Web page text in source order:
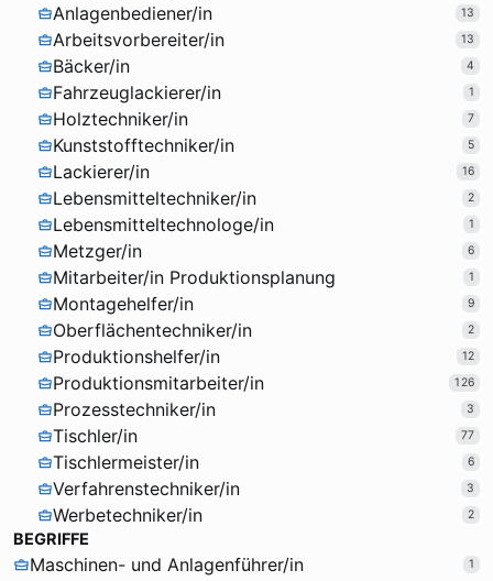
Anlagenbediener/in 13
Arbeitsvorbereiter/in 13
Bäcker/in 4
Fahrzeuglackierer/in 1
Holztechniker/in 7
Kunststofftechniker/in 5
Lackierer/in 16
Lebensmitteltechniker/in 2
Lebensmitteltechnologe/in 1
Metzger/in 6
Mitarbeiter/in Produktionsplanung 1
Montagehelfer/in 9
Oberflächentechniker/in 2
Produktionshelfer/in 12
Produktionsmitarbeiter/in 126
Prozesstechniker/in 3
Tischler/in 77
Tischlermeister/in 6
Verfahrenstechniker/in 3
Werbetechniker/in 2
BEGRIFFE
Maschinen- und Anlagenführer/in 1